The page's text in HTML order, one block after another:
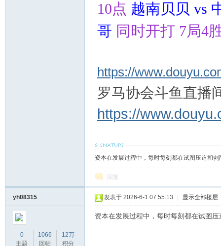
10点 越南贝贝 vs
哥 同时开打 7局4
https://
罗马协会斗鱼直
https://
资本在发展过程中，每时每刻都在试图压迫和
回复
yh08315
0
主题
1066
回帖
12万
积分
发表于 2026-6-1 07:55:13 显示全部楼层
资本在发展过程中，每时每刻都在试图